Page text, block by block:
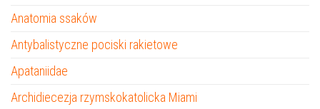
Anatomia ssaków
Antybalistyczne pociski rakietowe
Apataniidae
Archidiecezja rzymskokatolicka Miami